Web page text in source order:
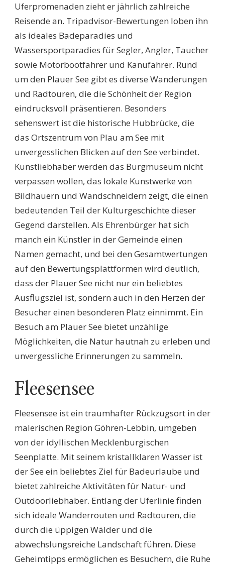
Uferpromenaden zieht er jährlich zahlreiche
Reisende an. Tripadvisor-Bewertungen loben ihn
als ideales Badeparadies und
Wassersportparadies für Segler, Angler, Taucher
sowie Motorbootfahrer und Kanufahrer. Rund
um den Plauer See gibt es diverse Wanderungen
und Radtouren, die die Schönheit der Region
eindrucksvoll präsentieren. Besonders
sehenswert ist die historische Hubbrücke, die
das Ortszentrum von Plau am See mit
unvergesslichen Blicken auf den See verbindet.
Kunstliebhaber werden das Burgmuseum nicht
verpassen wollen, das lokale Kunstwerke von
Bildhauern und Wandschneidern zeigt, die einen
bedeutenden Teil der Kulturgeschichte dieser
Gegend darstellen. Als Ehrenbürger hat sich
manch ein Künstler in der Gemeinde einen
Namen gemacht, und bei den Gesamtwertungen
auf den Bewertungsplattformen wird deutlich,
dass der Plauer See nicht nur ein beliebtes
Ausflugsziel ist, sondern auch in den Herzen der
Besucher einen besonderen Platz einnimmt. Ein
Besuch am Plauer See bietet unzählige
Möglichkeiten, die Natur hautnah zu erleben und
unvergessliche Erinnerungen zu sammeln.
Fleesensee
Fleesensee ist ein traumhafter Rückzugsort in der
malerischen Region Göhren-Lebbin, umgeben
von der idyllischen Mecklenburgischen
Seenplatte. Mit seinem kristallklaren Wasser ist
der See ein beliebtes Ziel für Badeurlaube und
bietet zahlreiche Aktivitäten für Natur- und
Outdoorliebhaber. Entlang der Uferlinie finden
sich ideale Wanderrouten und Radtouren, die
durch die üppigen Wälder und die
abwechslungsreiche Landschaft führen. Diese
Geheimtipps ermöglichen es Besuchern, die Ruhe